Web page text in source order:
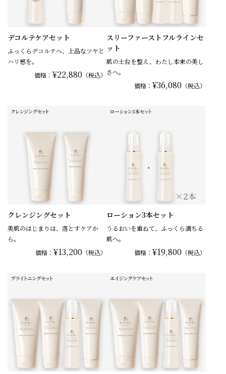
デコルテケアセット
ふっくらデコルテへ、上品なツヤと
ハリ感を。
価格：¥22,880 （税込）
スリーファーストフルラインセ
ット
肌の土台を整え、わたし本来の美し
さへ。
価格： ¥36,080 （税込）
クレンジングセット
美肌のはじまりは、落とすケアか
ら。
価格：¥13,200 （税込）
ローション3本セット
うるおいを重ねて、ふっくら満ちる
肌へ。
価格： ¥19,800 （税込）